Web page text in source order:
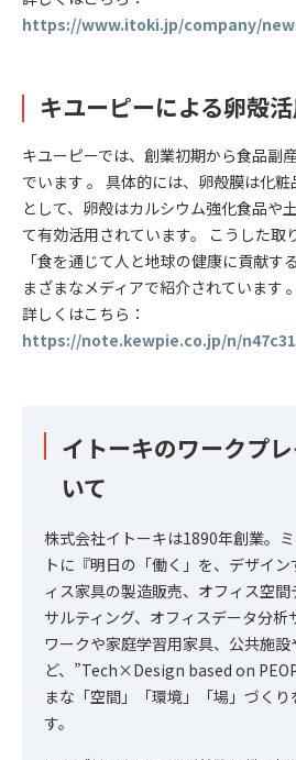
https://www.itoki.jp/company/
キユーピーによる卵殻
キユーピーでは、創業初期から食品副
でいます 。 具体的には、卵殻膜は化
として、卵殻はカルシウム強化食品や
て有効活用されています。 こうした取
「食を通じて人と地球の健康に貢献す
まざまなメディアで紹介されています 。
詳しくはこちら：
https://note.kewpie.co.jp/n/
イトーキのワークプ
いて
株式会社イトーキは1890年創業。
トに『明日の「働く」を、デザイ
ィス家具の製造販売、オフィス空
サルティング、オフィスデータ分
ワークや家庭学習用家具、公共施
ど、”Tech×Design based on
まな「空間」「環境」「場」づく
す。